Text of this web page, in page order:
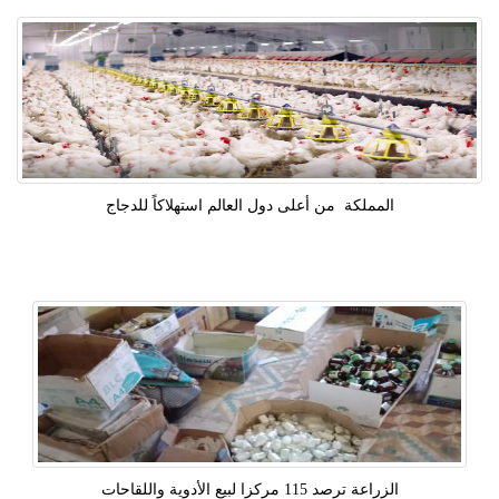
المملكة من أعلى دول العالم استهلاكاً للدجاج
الزراعة ترصد 115 مركزا لبيع الأدوية واللقاحات